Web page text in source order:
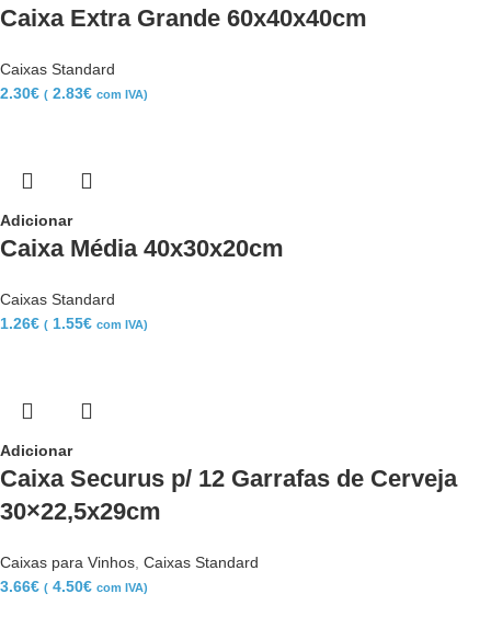
Caixa Extra Grande 60x40x40cm
Caixas Standard
2.30€ ( 2.83€ com IVA)
Adicionar
Caixa Média 40x30x20cm
Caixas Standard
1.26€ ( 1.55€ com IVA)
Adicionar
Caixa Securus p/ 12 Garrafas de Cerveja
30×22,5x29cm
Caixas para Vinhos Caixas Standard
3.66€ ( 4.50€ com IVA)